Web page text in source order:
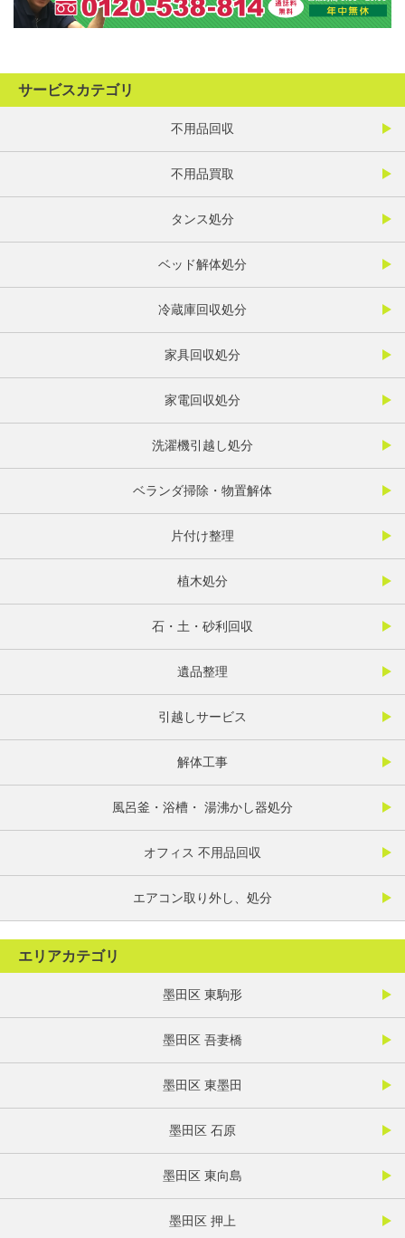
サービスカテゴリ
不用品回収
不用品買取
タンス処分
ベッド解体処分
冷蔵庫回収処分
家具回収処分
家電回収処分
洗濯機引越し処分
ベランダ掃除・物置解体
片付け整理
植木処分
石・土・砂利回収
遺品整理
引越しサービス
解体工事
風呂釜・浴槽・ 湯沸かし器処分
オフィス 不用品回収
エアコン取り外し、処分
エリアカテゴリ
墨田区 東駒形
墨田区 吾妻橋
墨田区 東墨田
墨田区 石原
墨田区 東向島
墨田区 押上